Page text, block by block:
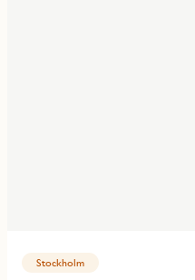
Stockholm